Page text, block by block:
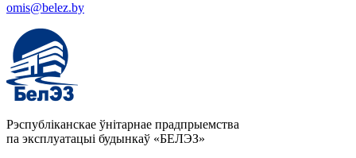
omis@belez.by
Рэспубліканскае ўнітарнае прадпрыемства
па эксплуатацыі будынкаў «БЕЛЭЗ»